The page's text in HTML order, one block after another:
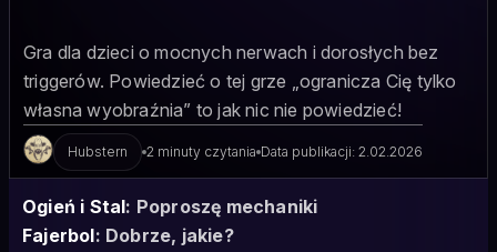
Gra dla dzieci o mocnych nerwach i dorosłych bez
triggerów. Powiedzieć o tej grze „ogranicza Cię tylko
własna wyobraźnia” to jak nic nie powiedzieć!
Hubstern 2 minuty czytania Data publikacji: 2.02.2026
Ogień i Stal: Poproszę mechaniki
Fajerbol: Dobrze, jakie?